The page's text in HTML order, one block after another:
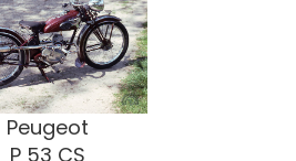
Peugeot
P 53 CS